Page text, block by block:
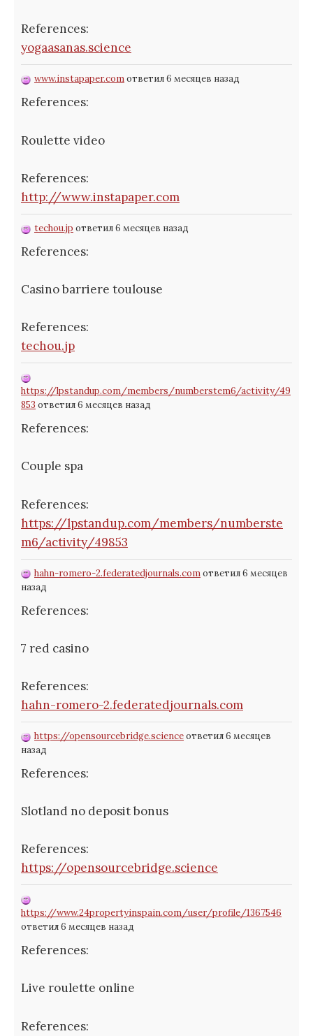
References:
yogaasanas.science
www.instapaper.comответил 6 месяцев назад
References:
Roulette video
References:
http://www.instapaper.com
techou.jp ответил 6 месяцев назад
References:
Casino barriere toulouse
References:
techou.jp
https://lpstandup.com/members/numberstem6/activity/49
853 ответил 6 месяцев назад
References:
Couple spa
References:
https://lpstandup.com/members/numberste
m6/activity/49853
hahn-romero-2.federatedjournals.comответил 6 месяцев
назад
References:
7 red casino
References:
hahn-romero-2.federatedjournals.com
https://opensourcebridge.scienceответил 6 месяцев
назад
References:
Slotland no deposit bonus
References:
https://opensourcebridge.science
https://www.24propertyinspain.com/user/profile/1367546
ответил 6 месяцев назад
References:
Live roulette online
References: